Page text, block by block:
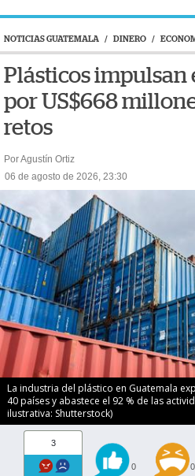
NOTICIAS GUATEMALA / DINERO /
Plásticos impulsan
por US$668
retos
Por Agustín Ortiz
06 de agosto de 2026, 23:30
La industria del plástico en Guatemala
40 países y abastece el 92 % de las
ilustrativa: Shutterstock)
3
0 0